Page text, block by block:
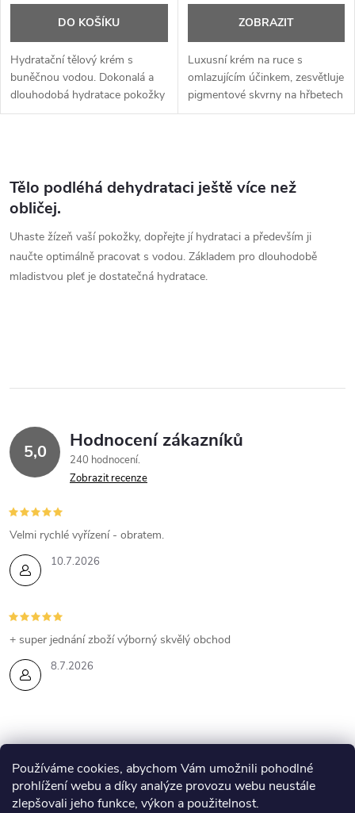
Používáme cookies, abychom Vám umožnili pohodlné
prohlížení webu a díky analýze provozu webu neustále
zlepšovali jeho funkce, výkon a použitelnost.
DO KOŠÍKU
Hydratační tělový krém s
buněčnou vodou. Dokonalá a
dlouhodobá hydratace pokožky
a zdroj energie pro buňky.
ZOBRAZIT
Luxusní krém na ruce s
omlazujícím účinkem, zesvětluje
pigmentové skvrny na hřbetech
rukou.
v
l
á
d
í
r
v
k
y
v
ý
p
i
s
u
Tělo podléhá dehydrataci ještě více než
obličej.
Uhaste žízeň vaší pokožky, dopřejte jí hydrataci a především ji
naučte optimálně pracovat s vodou. Základem pro dlouhodobě
mladistvou pleť je dostatečná hydratace.
5,0 Hodnocení zákazníků
240 hodnocení
Zobrazit recenze
10.7.2026
Velmi rychlé vyřízení - obratem.
8.7.2026
+ super jednání zboží výborný skvělý obchod
Z
Eshop Esthederm Kontakty
Lenka Skyvová - web